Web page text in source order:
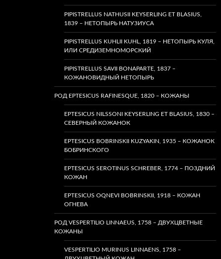
PIPISTRELLUS NATHUSII KEYSERLING ET BLASIUS,
1839 – НЕТОПЫРЬ НАТУЗИУСА
PIPISTRELLUS KUHLII KUHL, 1819 – НЕТОПЫРЬ КУЛЯ,
ИЛИ СРЕДИЗЕМНОМОРСКИЙ
PIPISTRELLUS SAVII BONAPARTE, 1837 –
КОЖАНОВИДНЫЙ НЕТОПЫРЬ
РОД EPTESICUS RAFINESQUE, 1820 – КОЖАНЫ
EPTESICUS NILSSONI KEYSERLING ET BLASIUS, 1830 –
СЕВЕРНЫЙ КОЖАНОК
EPTESICUS BOBRINSKII KUZYAKIN, 1935 – КОЖАНОК
БОБРИНСКОГО
EPTESICUS SEROTINUS SCHREBER, 1774 – ПОЗДНИЙ
КОЖАН
EPTESICUS OQNEVI BOBRINSKII, 1918 – КОЖАН
ОГНЕВА
РОД VESPERTILIO LINNAEUS, 1758 – ДВУХЦВЕТНЫЕ
КОЖАНЫ
VESPERTILIO MURINUS LINNAENS, 1758 –